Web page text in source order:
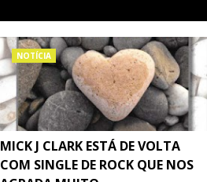
NOTÍCIA
MICK J CLARK ESTÁ DE VOLTA
COM SINGLE DE ROCK QUE NOS